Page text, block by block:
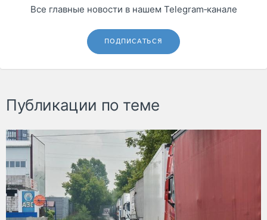
Все главные новости в нашем Telegram‑канале
ПОДПИСАТЬСЯ
Публикации по теме